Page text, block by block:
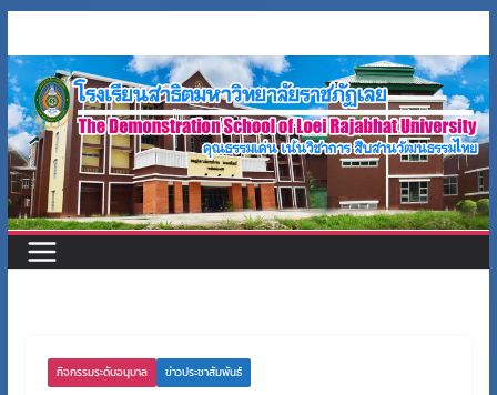
to
content
กิจกรรมระดับอนุบาล ข่าวประชาสัมพันธ์